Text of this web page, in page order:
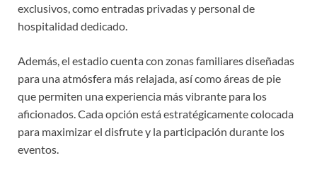
exclusivos, como entradas privadas y personal de
hospitalidad dedicado.
Además, el estadio cuenta con zonas familiares diseñadas
para una atmósfera más relajada, así como áreas de pie
que permiten una experiencia más vibrante para los
aficionados. Cada opción está estratégicamente colocada
para maximizar el disfrute y la participación durante los
eventos.